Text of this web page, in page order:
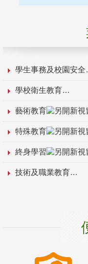
學生事務及校園安全
學校衛生教育
藝術教育
特殊教育
終身學習
技術及職業教育